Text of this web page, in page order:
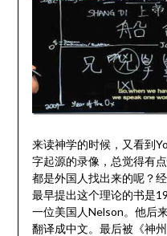
来读神学的时候，又看到
字起源的录像，总觉得有
都是外国人找出来的呢？
最早提出这个理论的书是
一位美国人Nelson。他后
翻译成中文。最后被《神